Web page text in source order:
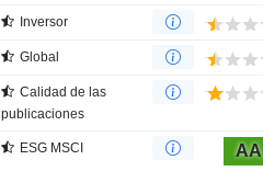
Inversor
Global
Calidad de las
publicaciones
ESG MSCI AA